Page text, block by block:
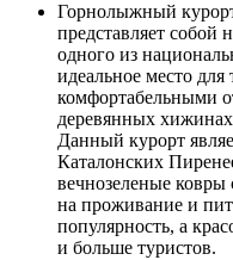
Горнолыжный
представляет собой
одного из
идеальное место
комфортабельными
деревянных
Данный курорт
Каталонских
вечнозеленые
на проживание и
популярность, а
и больше туристов.